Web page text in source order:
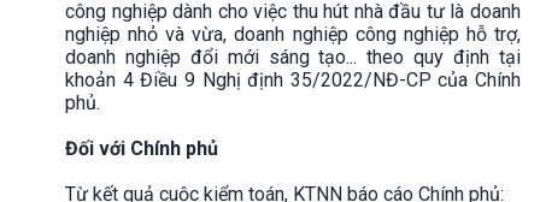
công nghiệp dành cho việc thu hút nhà đầu tư là doanh
nghiệp nhỏ và vừa, doanh nghiệp công nghiệp hỗ trợ,
doanh nghiệp đổi mới sáng tạo... theo quy định tại
khoản 4 Điều 9 Nghị định 35/2022/NĐ-CP của Chính
phủ.
Đối với Chính phủ
Từ kết quả cuộc kiểm toán, KTNN báo cáo Chính phủ: